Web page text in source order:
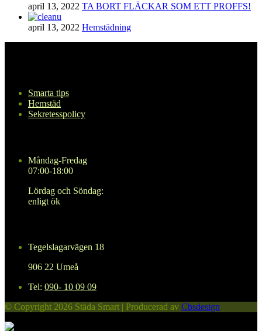
april 13, 2022 TA BORT FLÄCKAR SOM ETT PROFFS!
april 13, 2022 Hemstädning
Smarta tips
Hemstäd
Sekretesspolicy
Måndag-Fredag
07:00-18:00
Lördag och Söndag:
enligt ök
Tegelslagarvägen 18
906 22 Umeå
Tel: 090- 10 09 09
© Copyright 2026 Städa Smart | Producerad av Cbsdesign